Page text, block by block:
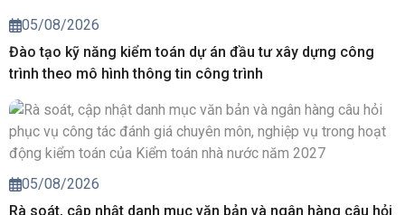
05/08/2026
Đào tạo kỹ năng kiểm toán dự án đầu tư xây dựng công
05/08/2026